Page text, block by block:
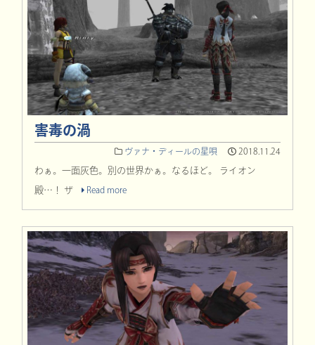
害毒の渦
ヴァナ・ディールの星唄 2018.11.24
わぁ。一面灰色。別の世界かぁ。なるほど。 ライオン
殿…！ ザ Read more